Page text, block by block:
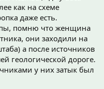
будет ее поискать.
было. Треков нет, троп нет,
Скеу неизвестно, но
Новизна есть.
завалы на практике -
бы было. На Генштабе
новизна есть. Треков
вода" на ощупь. На
как на схеме
даже есть.
помню что женщина
они заходили на
а после источников
геологической дороге.
у них затык был